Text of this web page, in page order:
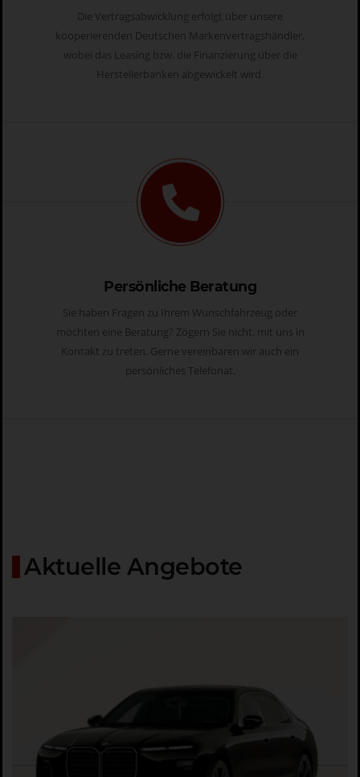
Die Vertragsabwicklung erfolgt über unsere
kooperierenden Deutschen Markenvertragshändler,
wobei das Leasing bzw. die Finanzierung über die
Herstellerbanken abgewickelt wird.
Persönliche Beratung
Sie haben Fragen zu Ihrem Wunschfahrzeug oder
möchten eine Beratung? Zögern Sie nicht, mit uns in
Kontakt zu treten. Gerne vereinbaren wir auch ein
persönliches Telefonat.
Aktuelle Angebote